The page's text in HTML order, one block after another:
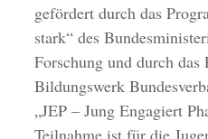
gefördert durch das
stark“ des
Forschung und durch das
Bildungswerk
„JEP – Jung Engagiert
Teilnahme ist für die